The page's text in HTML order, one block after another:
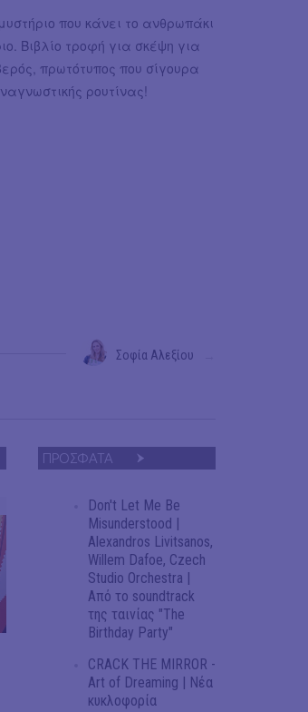
που κάνει το ανθρωπάκι
Βιβλίο τροφή για σκέψη για
πρωτότυπος που σίγουρα
ρουτίνας!
Σοφία Αλεξίου
ΠΡΟΣΦΑΤΑ
Don't Let Me Be
Misunderstood |
Alexandros Livitsanos,
Willem Dafoe, Czech
Studio Orchestra |
Από το soundtrack
της ταινίας "The
Birthday Party"
CRACK THE MIRROR -
Art of Dreaming | Νέα
κυκλοφορία